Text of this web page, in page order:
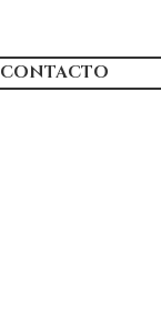
CONTACTO